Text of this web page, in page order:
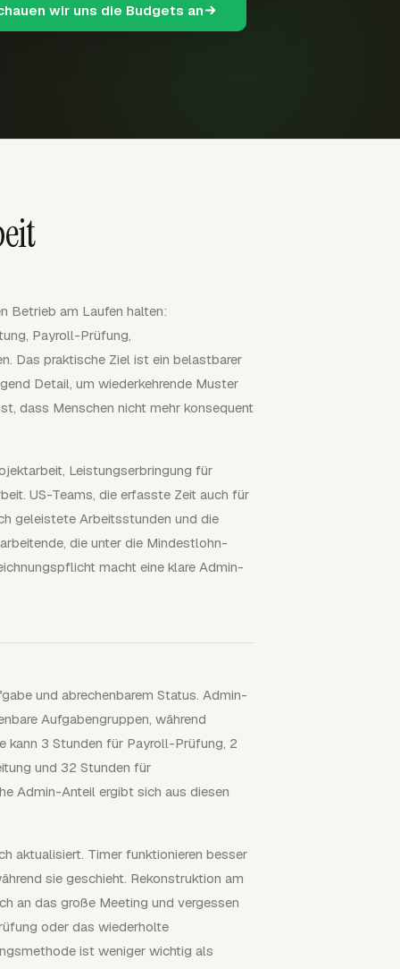
wir uns die Budgets an
Betrieb am Laufen halten:
Payroll-Prüfung,
Das praktische Ziel ist ein belastbarer
Detail, um wiederkehrende Muster
dass Menschen nicht mehr konsequent
Leistungserbringung für
US-Teams, die erfasste Zeit auch für
geleistete Arbeitsstunden und die
die unter die Mindestlohn-
macht eine klare Admin-
und abrechenbarem Status. Admin-
Aufgabengruppen, während
kann 3 Stunden für Payroll-Prüfung, 2
und 32 Stunden für
Admin-Anteil ergibt sich aus diesen
aktualisiert. Timer funktionieren besser
sie geschieht. Rekonstruktion am
an das große Meeting und vergessen
oder das wiederholte
ist weniger wichtig als